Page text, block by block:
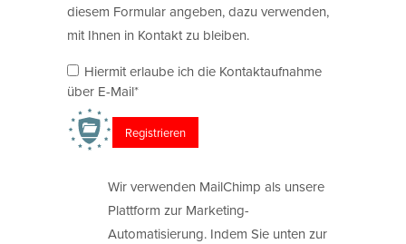
diesem Formular angeben, dazu verwenden,
mit Ihnen in Kontakt zu bleiben.
Hiermit erlaube ich die Kontaktaufnahme
über E-Mail*
Wir verwenden MailChimp als unsere
Plattform zur Marketing-
Automatisierung. Indem Sie unten zur